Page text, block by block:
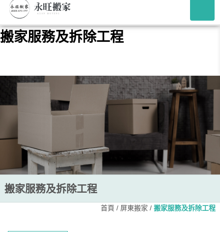
搬家服務及拆除工程
搬家服務及拆除工程
首頁 / 屏東搬家 /搬家服務及拆除工程